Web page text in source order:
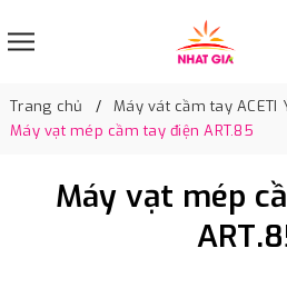
Trang chủ
Máy vát cầm tay ACETI
Máy vạt mép cầm tay điện ART.85
Máy vạt mép